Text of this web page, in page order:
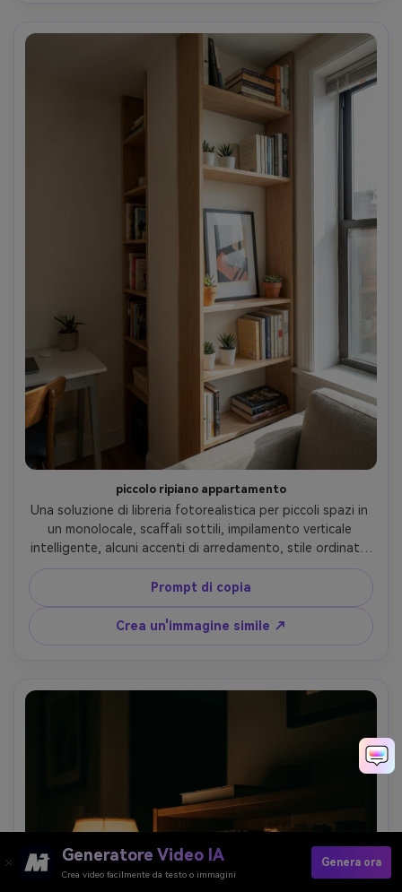
piccolo ripiano appartamento
Una soluzione di libreria fotorealistica per piccoli spazi in
un monolocale, scaffali sottili, impilamento verticale
intelligente, alcuni accenti di arredamento, stile ordinato
e pratico, luce naturale brillante, scattato su Nikon Z6 II
28mm f/2.8, prospettiva leggermente ampia, profondità
della stanza realistica, classificazione dei colori pulita-AR
4:5
Prompt di copia
Crea un'immagine simile ↗
Generatore Video IA
Crea video facilmente da testo o immagini
Genera ora